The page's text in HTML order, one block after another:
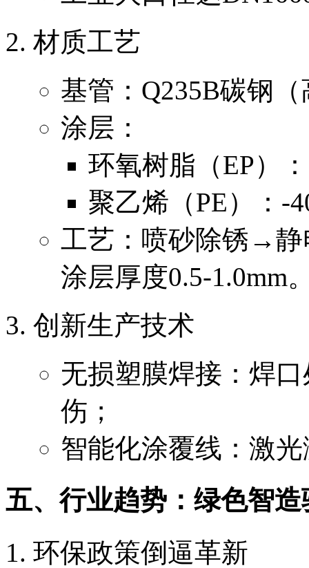
材质工艺
基管：Q235B碳钢
涂层：
环氧树脂（EP）
聚乙烯（PE）：-
工艺：喷砂除锈→
涂层厚度0.5-1.0mm
创新生产技术
无损塑膜焊接：焊
伤；
智能化涂覆线：激
五、行业趋势：绿色智
环保政策倒逼革新